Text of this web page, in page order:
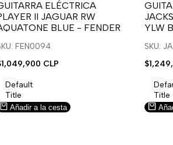
para
usar
la
lista
deseos.
para
usar
Compare
ELÉCTRICA
II JAGUAR RW
BLUE - FENDER
FEN0094
venta
CLP
Default
Title
Añadir a la cesta
para
usar
la
lista
YLW
SKU:
Precio
venta
Title